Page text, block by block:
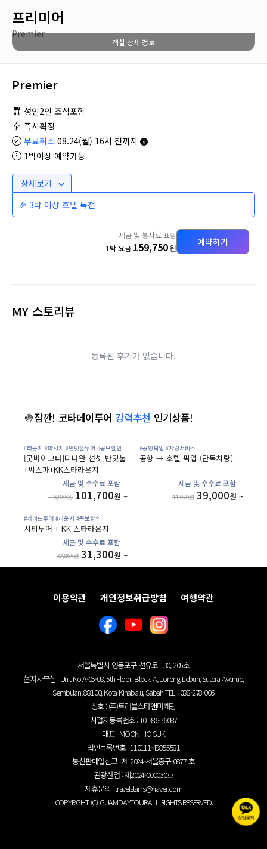
프리미어
Premier
객실 상세 정보
Premier
성인2인 조식포함
즉시확정
무료취소 08.24(월) 16시 전까지
1박이상 예약가능
상세보기
🎉 3박 이상 호텔 특전
세금 및 봉사료 표함
1박 요금 159,750원
예약하기
MY 스토리뷰
등록된 후기가 없습니다.
🤚잠깐! 코타데이투어 강력추천 인기상품!
#라운지 #마사지 #반딧불투어 #콤보할인
[굿바이코타]디나완 선셋 반딧불
+씨스파+KK스타라운지
116,955원 101,700원 ~
#공항픽업 #차량서비스
공항 → 호텔 픽업 (단독차량)
44,070원 39,000원 ~
#가이드투어 #라운지 #콤보할인
시티투어 + KK 스타라운지
32,865원 31,300원 ~
이용약관 개인정보취급방침 여행약관
서울특별시 영등포구 선유로 130, 205호
현지사무실 : Unit No.A-05-08, 5th Floor. Block A, Lorong Lebuh, Sutera Avenue,
Sembulan, 88100, Kota Kinabalu, Sabah TEL : 088-278-005
상호 : (주)트래블스타앤마케팅
사업자등록번호 : 101-86-76087
대표 : MOON HO SUK
법인등록번호 : 110111-49855581
통신판매업신고 : 제 2024-서울중구-0877 호
관광산업 : 제2024-000030호
제휴문의 :travelstarrs@naver.com
COPYRIGHT (C) GUAMDAYTOUR.ALL RIGHTS RESERVED.